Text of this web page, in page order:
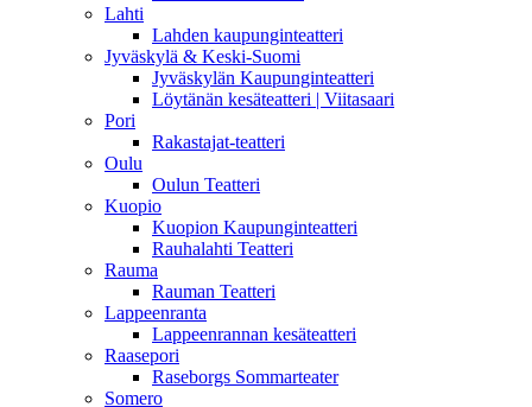
Lahti
Lahden kaupunginteatteri
Jyväskylä & Keski-Suomi
Jyväskylän Kaupunginteatteri
Löytänän kesäteatteri | Viitasaari
Pori
Rakastajat-teatteri
Oulu
Oulun Teatteri
Kuopio
Kuopion Kaupunginteatteri
Rauhalahti Teatteri
Rauma
Rauman Teatteri
Lappeenranta
Lappeenrannan kesäteatteri
Raasepori
Raseborgs Sommarteater
Somero